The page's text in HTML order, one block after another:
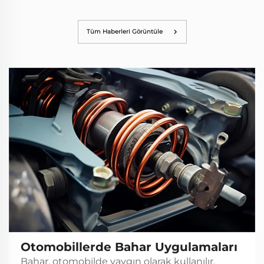
Tüm Haberleri Görüntüle
Otomobillerde Bahar Uygulamaları
Bahar, otomobilde yaygın olarak kullanılır,